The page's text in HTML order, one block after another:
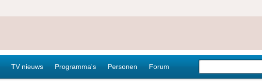
TV nieuws Programma's Personen Forum